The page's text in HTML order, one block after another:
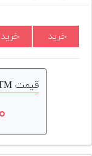
خرید
قیمت Canon EF 50mm f/1.8 STM